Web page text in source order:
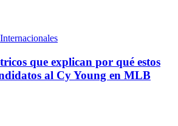
Internacionales
que explican por qué estos
al Cy Young en MLB